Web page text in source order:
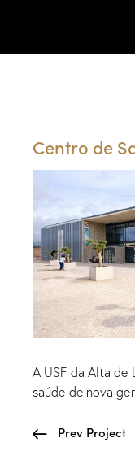
Centro de
A USF da Alta de
saúde de nova
Prev Project